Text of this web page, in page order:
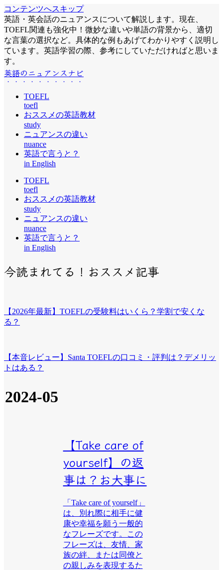
コンテンツへスキップ
英語・英会話のニュアンスについて解説します。現在、
TOEFL関連も強化中！微妙な違いや単語の背景から、適切
な言葉の選択など。具体的な例もあげてわかりやすく説明し
ています。英語学習の際、参考にしていただければと思いま
す。
英語のニュアンスナビ
TOEFL
toefl
おススメの英語教材
study
ニュアンスの違い
nuance
英語で言うと？
in English
TOEFL
toefl
おススメの英語教材
study
ニュアンスの違い
nuance
英語で言うと？
in English
今読まれてる！おススメ記事
【2026年最新】TOEFLの受験料はいくら？学割で安くな
る？
【本音レビュー】Santa TOEFLの口コミ・評判は？デメリッ
トはある？
2024-05
【Take care of
yourself】の返
事は？お大事に
「Take care of yourself」
は、別れ際に相手に健
康や幸福を願う一般的
なフレーズです。この
フレーズは、友情、家
族の絆、または同僚と
の親しみを表現するた